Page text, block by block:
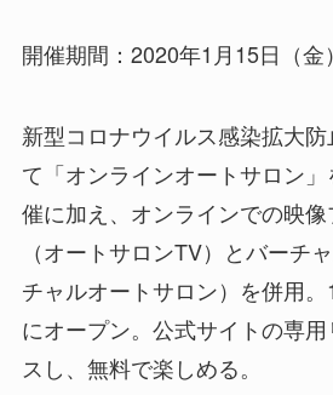
開催期間：2020年1月15日（金
新型コロナウイルス感染拡大
て「オンラインオートサロン
催に加え、オンラインでの映
（オートサロンTV）とバーチ
チャルオートサロン）を併用
にオープン。公式サイトの専
スし、無料で楽しめる。